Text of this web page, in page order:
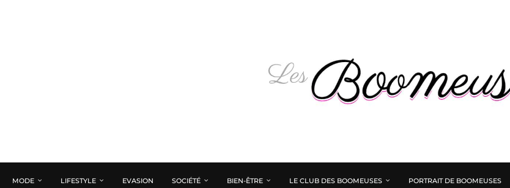
MODE LIFESTYLE EVASION SOCIÉTÉ BIEN-ÊTRE LE CLUB DES BOOMEUSES PORTRAIT DE BOOMEUSES